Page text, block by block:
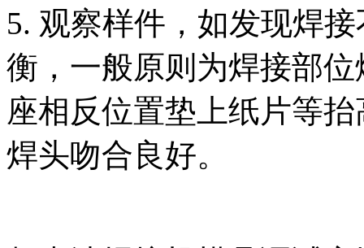
5. 观察样件，如发现焊
衡，一般原则为焊接部
座相反位置垫上纸片等
焊头吻合良好。